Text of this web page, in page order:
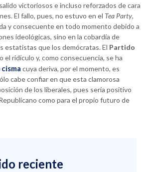
victoriosos e incluso reforzados de cara
El fallo, pues, no estuvo en el Tea Party,
y consecuente en todo momento debido a
ideológicas, sino en la cobardía de
estatistas que los demócratas. El Partido
el ridículo y, como consecuencia, se ha
cuya deriva, por el momento, es
cabe confiar en que esta clamorosa
de los liberales, pues sería positivo
como para el propio futuro de
reciente